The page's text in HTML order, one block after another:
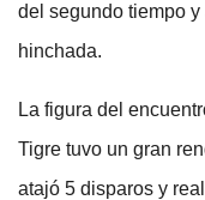
del segundo tiempo
hinchada.
La figura del
Tigre tuvo un gran
atajó 5 disparos y